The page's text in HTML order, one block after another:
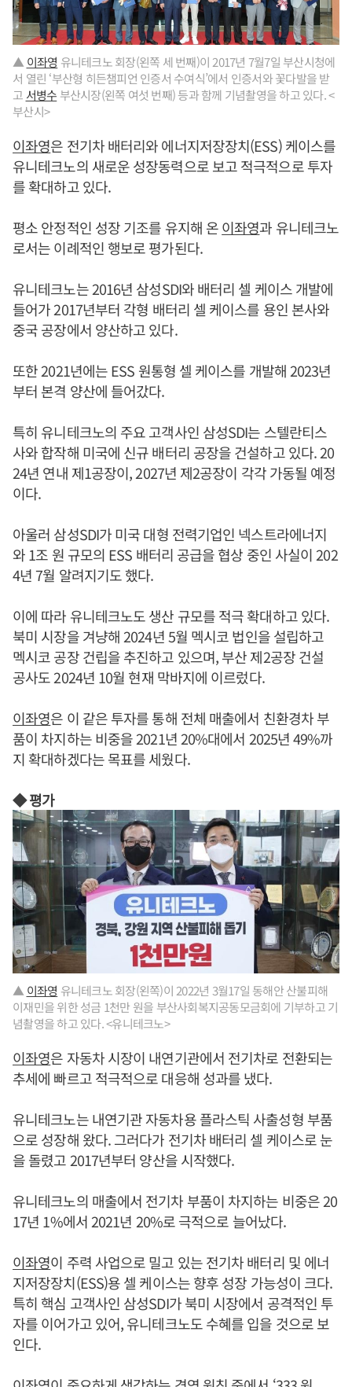
▲ 이좌영 유니테크노 회장(왼쪽 세 번째)이 2017년 7월7일 부산시청에
서 열린 ‘부산형 히든챔피언 인증서 수여식’에서 인증서와 꽃다발을 받
고 서병수 부산시장(왼쪽 여섯 번째) 등과 함께 기념촬영을 하고 있다. <
부산시>
이좌영은 전기차 배터리와 에너지저장장치(ESS) 케이스를
유니테크노의 새로운 성장동력으로 보고 적극적으로 투자
를 확대하고 있다.
평소 안정적인 성장 기조를 유지해 온이좌영과 유니테크노
로서는 이례적인 행보로 평가된다.
유니테크노는 2016년 삼성SDI와 배터리 셀 케이스 개발에
들어가 2017년부터 각형 배터리 셀 케이스를 용인 본사와
중국 공장에서 양산하고 있다.
또한 2021년에는 ESS 원통형 셀 케이스를 개발해 2023년
부터 본격 양산에 들어갔다.
특히 유니테크노의 주요 고객사인 삼성SDI는 스텔란티스
사와 합작해 미국에 신규 배터리 공장을 건설하고 있다. 20
24년 연내 제1공장이, 2027년 제2공장이 각각 가동될 예정
이다.
아울러 삼성SDI가 미국 대형 전력기업인 넥스트라에너지
와 1조 원 규모의 ESS 배터리 공급을 협상 중인 사실이 202
4년 7월 알려지기도 했다.
이에 따라 유니테크노도 생산 규모를 적극 확대하고 있다.
북미 시장을 겨냥해 2024년 5월 멕시코 법인을 설립하고
멕시코 공장 건립을 추진하고 있으며, 부산 제2공장 건설
공사도 2024년 10월 현재 막바지에 이르렀다.
이좌영은 이 같은 투자를 통해 전체 매출에서 친환경차 부
품이 차지하는 비중을 2021년 20%대에서 2025년 49%까
지 확대하겠다는 목표를 세웠다.
◆ 평가
▲ 이좌영 유니테크노 회장(왼쪽)이 2022년 3월17일 동해안 산불피해
이재민을 위한 성금 1천만 원을 부산사회복지공동모금회에 기부하고 기
념촬영을 하고 있다. <유니테크노>
이좌영은 자동차 시장이 내연기관에서 전기차로 전환되는
추세에 빠르고 적극적으로 대응해 성과를 냈다.
유니테크노는 내연기관 자동차용 플라스틱 사출성형 부품
으로 성장해 왔다. 그러다가 전기차 배터리 셀 케이스로 눈
을 돌렸고 2017년부터 양산을 시작했다.
유니테크노의 매출에서 전기차 부품이 차지하는 비중은 20
17년 1%에서 2021년 20%로 극적으로 늘어났다.
이좌영이 주력 사업으로 밀고 있는 전기차 배터리 및 에너
지저장장치(ESS)용 셀 케이스는 향후 성장 가능성이 크다.
특히 핵심 고객사인 삼성SDI가 북미 시장에서 공격적인 투
자를 이어가고 있어, 유니테크노도 수혜를 입을 것으로 보
인다.